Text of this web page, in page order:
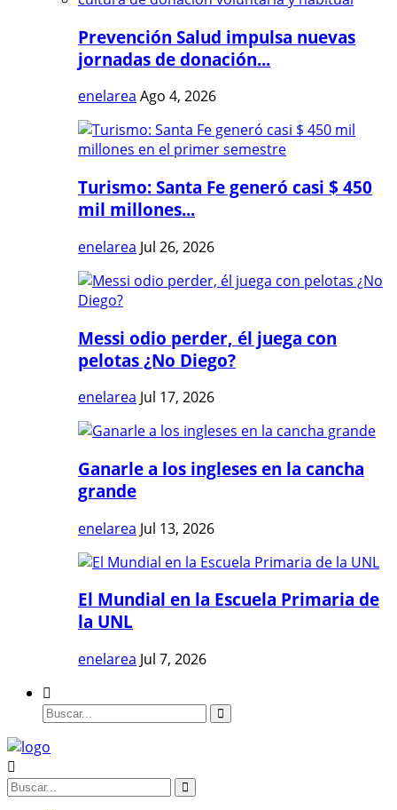
Prevención Salud impulsa nuevas
jornadas de donación...
enelarea Ago 4, 2026
Turismo: Santa Fe generó casi $ 450
mil millones...
enelarea Jul 26, 2026
Messi odio perder, él juega con
pelotas ¿No Diego?
enelarea Jul 17, 2026
Ganarle a los ingleses en la cancha
grande
enelarea Jul 13, 2026
El Mundial en la Escuela Primaria de
la UNL
enelarea Jul 7, 2026